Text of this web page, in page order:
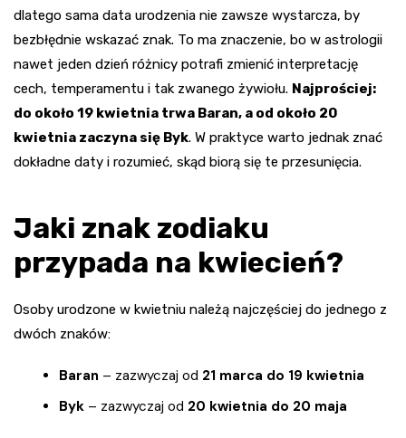
dlatego sama data urodzenia nie zawsze wystarcza, by
bezbłędnie wskazać znak. To ma znaczenie, bo w astrologii
nawet jeden dzień różnicy potrafi zmienić interpretację
cech, temperamentu i tak zwanego żywiołu. Najprościej:
do około 19 kwietnia trwa Baran, a od około 20
kwietnia zaczyna się Byk. W praktyce warto jednak znać
dokładne daty i rozumieć, skąd biorą się te przesunięcia.
Jaki znak zodiaku
przypada na kwiecień?
Osoby urodzone w kwietniu należą najczęściej do jednego z
dwóch znaków:
Baran – zazwyczaj od 21 marca do 19 kwietnia
Byk – zazwyczaj od 20 kwietnia do 20 maja